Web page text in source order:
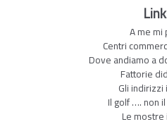
A me mi
Centri
Dove andiamo a
Fattorie
Gli
Il golf …. non
Le mostre